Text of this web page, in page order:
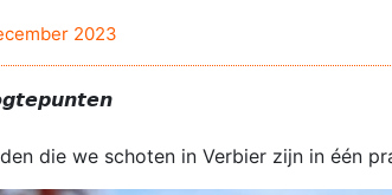
2023
die we schoten in Verbier zijn in één